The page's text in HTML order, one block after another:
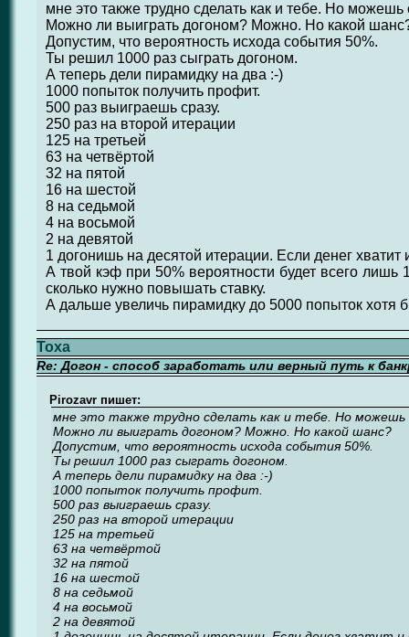
мне это также трудно сделать как и тебе. Но можешь
Можно ли выиграть догоном? Можно. Но какой
Допустим, что вероятность исхода события 50%.
Ты решил 1000 раз сыграть догоном.
А теперь дели пирамидку на два :-)
1000 попыток получить профит.
500 раз выиграешь сразу.
250 раз на второй итерации
125 на третьей
63 на четвёртой
32 на пятой
16 на шестой
8 на седьмой
4 на восьмой
2 на девятой
1 догонишь на десятой итерации. Если денег хватит
А твой кэф при 50% вероятности будет всего лишь
сколько нужно повышать ставку.
А дальше увеличь пирамидку до 5000 попыток хотя
Toxa
Re: Догон - способ заработать или верный путь к
Pirozavr пишет:
мне это также трудно сделать как и тебе. Но можешь
Можно ли выиграть догоном? Можно. Но какой шанс?
Допустим, что вероятность исхода события 50%.
Ты решил 1000 раз сыграть догоном.
А теперь дели пирамидку на два :-)
1000 попыток получить профит.
500 раз выиграешь сразу.
250 раз на второй итерации
125 на третьей
63 на четвёртой
32 на пятой
16 на шестой
8 на седьмой
4 на восьмой
2 на девятой